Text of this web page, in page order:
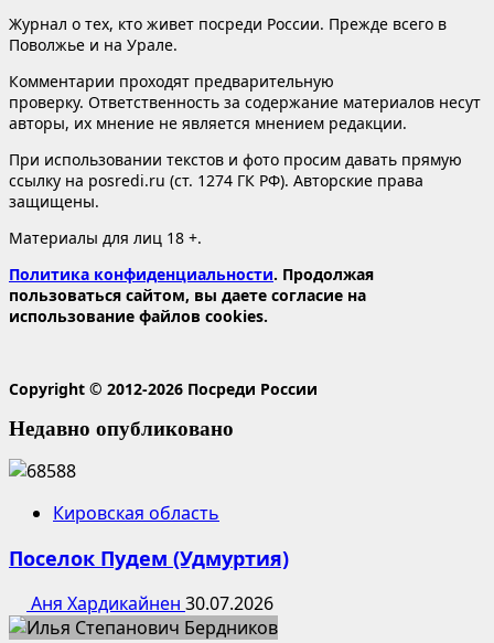
Журнал о тех, кто живет посреди России. Прежде всего в
Поволжье и на Урале.
Комментарии проходят предварительную
проверку. Ответственность за содержание материалов несут
авторы, их мнение не является мнением редакции.
При использовании текстов и фото просим давать прямую
ссылку на posredi.ru (ст. 1274 ГК РФ). Авторские права
защищены.
Материалы для лиц 18 +.
Политика конфиденциальности. Продолжая
пользоваться сайтом, вы даете согласие на
использование файлов cookies.
Copyright © 2012-2026 Посреди России
Недавно опубликовано
Кировская область
Поселок Пудем (Удмуртия)
Аня Хардикайнен 30.07.2026